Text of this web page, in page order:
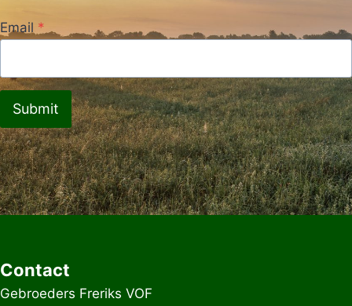
Email *
Submit
Contact
Gebroeders Freriks VOF